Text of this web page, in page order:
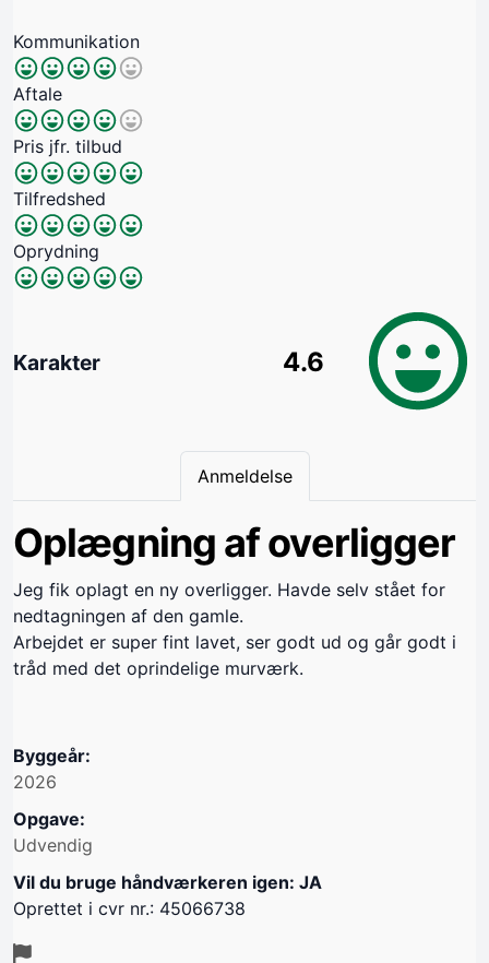
Kommunikation
Aftale
Pris jfr. tilbud
Tilfredshed
Oprydning
Karakter 4.6
Anmeldelse
Oplægning af overligger
Jeg fik oplagt en ny overligger. Havde selv stået for
nedtagningen af den gamle.
Arbejdet er super fint lavet, ser godt ud og går godt i
tråd med det oprindelige murværk.
Byggeår:
2026
Opgave:
Udvendig
Vil du bruge håndværkeren igen: JA
Oprettet i cvr nr.: 45066738